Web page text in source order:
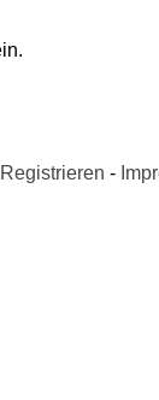
Registrieren -